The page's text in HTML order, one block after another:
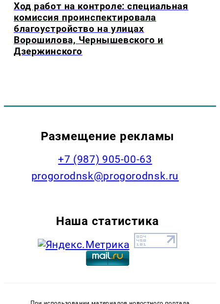
Ход работ на контроле: специальная
комиссия проинспектировала
благоустройство на улицах
Ворошилова, Чернышевского и
Дзержинского
Размещение рекламы
+7 (987) 905-00-63
progorodnsk@progorodnsk.ru
Наша статистика